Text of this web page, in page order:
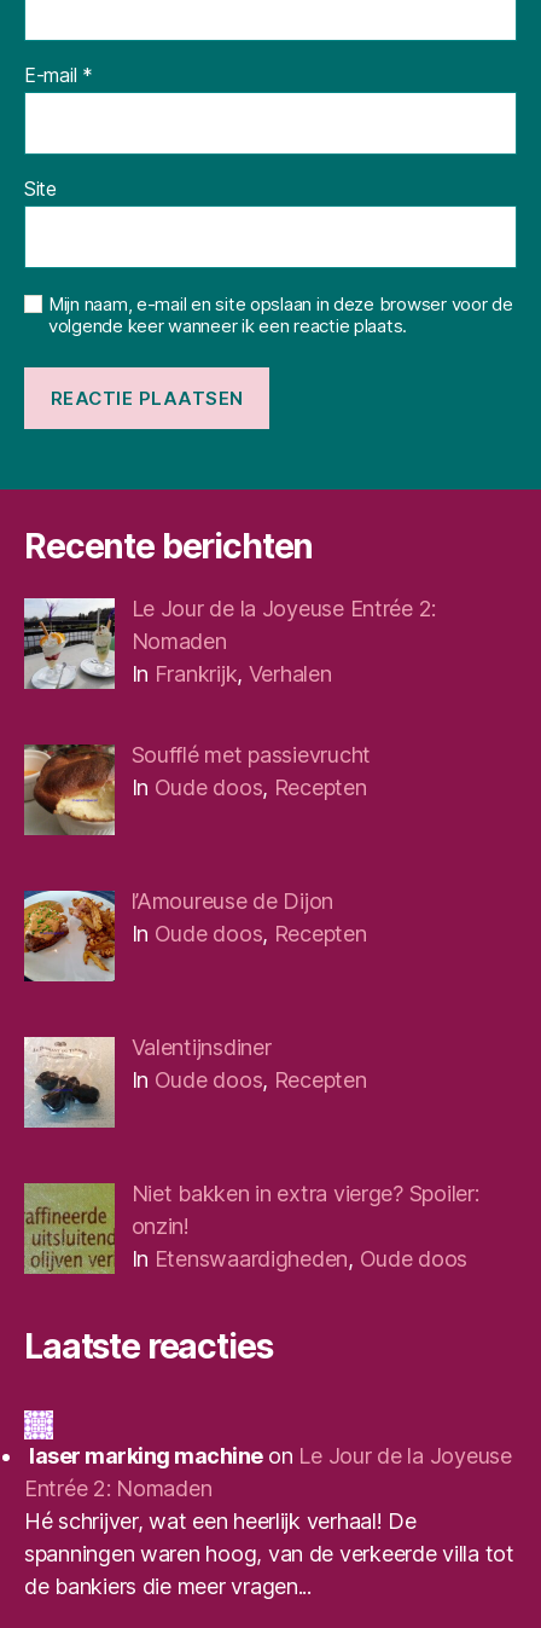
E-mail *
Site
Mijn naam, e-mail en site opslaan in deze browser voor de
volgende keer wanneer ik een reactie plaats.
Recente berichten
Le Jour de la Joyeuse Entrée 2:
Nomaden
In Frankrijk, Verhalen
Soufflé met passievrucht
In Oude doos, Recepten
l’Amoureuse de Dijon
In Oude doos, Recepten
Valentijnsdiner
In Oude doos, Recepten
Niet bakken in extra vierge? Spoiler:
onzin!
In Etenswaardigheden, Oude doos
Laatste reacties
laser marking machineon Le Jour de la Joyeuse
Entrée 2: Nomaden
Hé schrijver, wat een heerlijk verhaal! De
spanningen waren hoog, van de verkeerde villa tot
de bankiers die meer vragen...